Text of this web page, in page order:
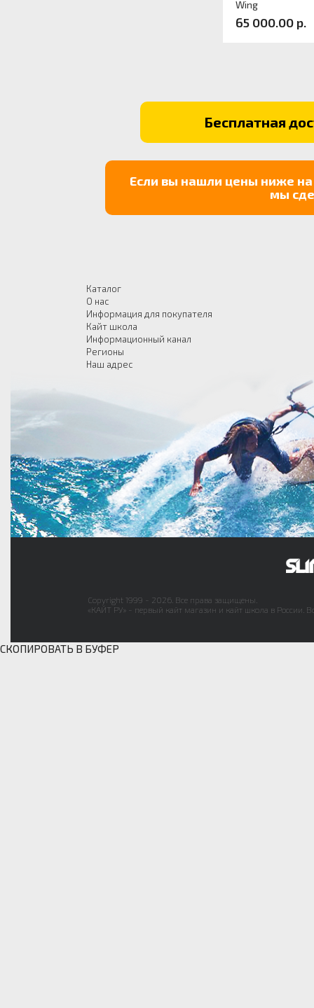
Wing
65 000.00 р.
Бесплатная
Если вы нашли цены ниже
мы
Каталог
О нас
Информация для покупателя
Кайт школа
Информационный канал
Регионы
Наш адрес
Copyright 1999 - 2026. Все права защищены.
«КАЙТ РУ» - первый кайт магазин и кайт школа в России.
СКОПИРОВАТЬ В БУФЕР